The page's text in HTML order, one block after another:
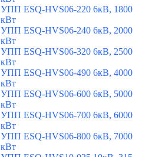
УПП ESQ-HVS06-220 6кВ, 1800
кВт
УПП ESQ-HVS06-240 6кВ, 2000
кВт
УПП ESQ-HVS06-320 6кВ, 2500
кВт
УПП ESQ-HVS06-490 6кВ, 4000
кВт
УПП ESQ-HVS06-600 6кВ, 5000
кВт
УПП ESQ-HVS06-700 6кВ, 6000
кВт
УПП ESQ-HVS06-800 6кВ, 7000
кВт